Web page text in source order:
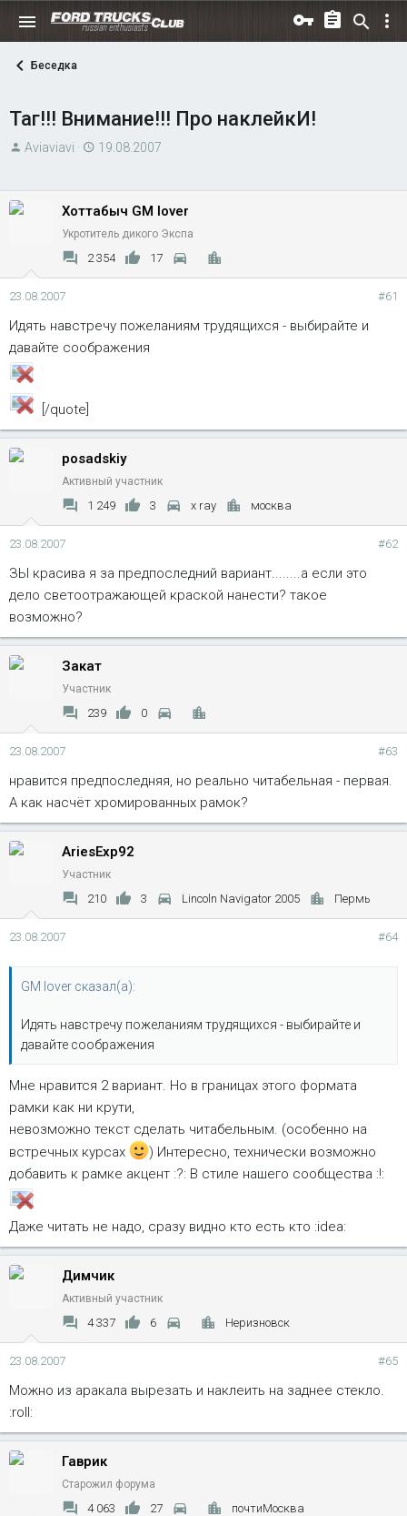
Беседка
Таг!!! Внимание!!! Про наклейкИ!
А
Aviaviavi
Д
а
ч
а
19.08.2007
Хоттабыч GM lover
Укротитель дикого Экспа
2 354 17
23.08.2007 #61
Идять навстречу пожеланиям трудящихся - выбирайте и
давайте соображения
[/quote]
posadskiy
Активный участник
1 249 3 x ray москва
23.08.2007 #62
ЗЫ красива я за предпоследний вариант........а если это
дело светоотражающей краской нанести? такое
возможно?
Закат
Участник
239 0
23.08.2007 #63
нравится предпоследняя, но реально читабельная - первая.
А как насчёт хромированных рамок?
AriesExp92
Участник
210 3 Lincoln Navigator 2005 Пермь
23.08.2007 #64
GM lover сказал(а):
Идять навстречу пожеланиям трудящихся - выбирайте и
давайте соображения
Мне нравится 2 вариант. Но в границах этого формата
рамки как ни крути,
невозможно текст сделать читабельным. (особенно на
встречных курсах
) Интересно, технически возможно
добавить к рамке акцент :?: В стиле нашего сообщества :!:
Даже читать не надо, сразу видно кто есть кто :idea:
Димчик
Активный участник
4 337 6 Неризновск
23.08.2007 #65
Можно из аракала вырезать и наклеить на заднее стекло.
:roll:
Гаврик
Старожил форума
4 063 27 почтиМосква